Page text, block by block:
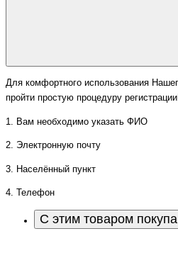
Для комфортного использования
пройти простую процедуру
1. Вам необходимо указать ФИО
2. Электронную почту
3. Населённый пункт
4. Телефон
С этим товаром